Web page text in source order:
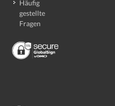
Häufig
gestellte
Fragen